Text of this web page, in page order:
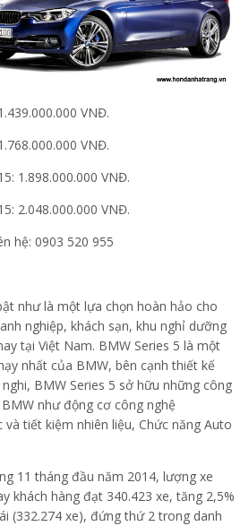
VNĐ.
VNĐ.
1.898.000.000 VNĐ.
2.048.000.000 VNĐ.
hệ: 0903 520 955
như là một lựa chọn hoàn hảo cho
nghiệp, khách sạn, khu nghỉ dưỡng
tại Việt Nam. BMW Series 5 là một
nhất của BMW, bên cạnh thiết kế
BMW Series 5 sở hữu những công
như động cơ công nghệ
tiết kiệm nhiên liệu, Chức năng Auto
11 tháng đầu năm 2014, lượng xe
khách hàng đạt 340.423 xe, tăng 2,5%
(332.274 xe), đứng thứ 2 trong danh